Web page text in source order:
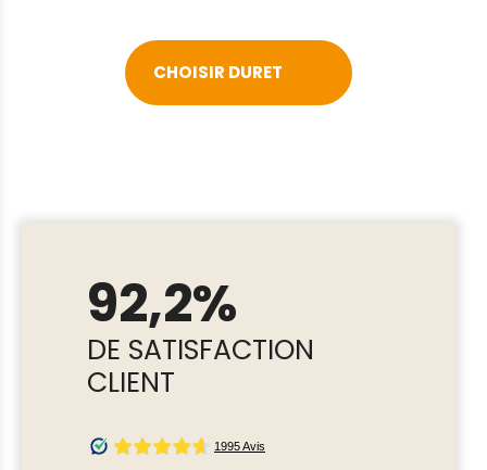
CHOISIR DURET
92,2%
DE SATISFACTION
CLIENT